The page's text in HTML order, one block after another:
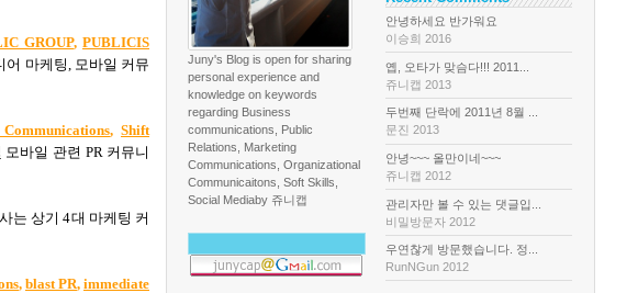
GROUP,PUBLICIS
어 마케팅, 모바일 커뮤
, Shift
모바일 관련 PR 커뮤니
는 상기 4대 마케팅 커
, blast PR, immediate
Juny's Blog is open for sharing
personal experience and
knowledge on keywords
regarding Business
communications, Public
Relations, Marketing
Communications, Organizational
Communicaitons, Soft Skills,
Social Mediaby 쥬니캡
안녕하세요 반가워요
이승희 2016
옙, 오타가 맞슴다!!! 2011...
쥬니캡 2013
두번째 단락에 2011년 8월 ...
문진 2013
안녕~~~ 올만이네~~~
쥬니캡 2012
관리자만 볼 수 있는 댓글입...
비밀방문자 2012
우연찮게 방문했습니다. 정...
RunNGun 2012